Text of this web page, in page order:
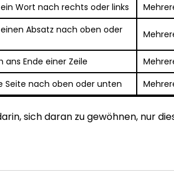
Wort nach rechts oder links
Absatz nach oben oder
ans Ende einer Zeile
Seite nach oben oder unten
sich daran zu gewöhnen, nur